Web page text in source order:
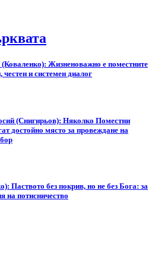
Жизненоважно е поместните
честен и системен диалог
(Снигирьов): Няколко Поместни
достойно място за провеждане на
Паството без покрив, но не без Бога: за
на потисничество